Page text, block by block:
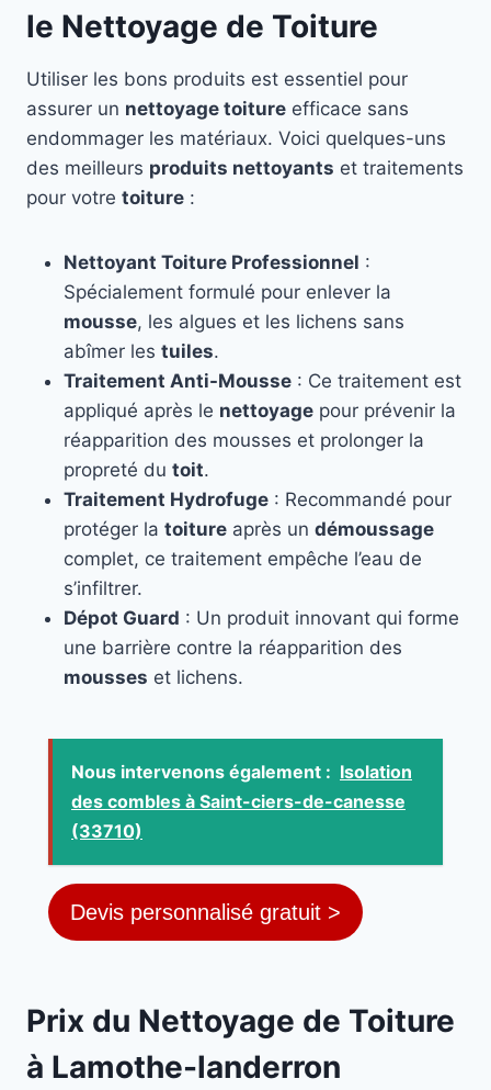
le Nettoyage de Toiture
Utiliser les bons produits est essentiel pour
assurer un nettoyage toiture efficace sans
endommager les matériaux. Voici quelques-uns
des meilleurs produits nettoyants et traitements
pour votre toiture :
Nettoyant Toiture Professionnel :
Spécialement formulé pour enlever la
mousse, les algues et les lichens sans
abîmer les tuiles.
Traitement Anti-Mousse : Ce traitement est
appliqué après le nettoyage pour prévenir la
réapparition des mousses et prolonger la
propreté du toit.
Traitement Hydrofuge : Recommandé pour
protéger la toiture après un démoussage
complet, ce traitement empêche l’eau de
s’infiltrer.
Dépot Guard : Un produit innovant qui forme
une barrière contre la réapparition des
mousses et lichens.
Nous intervenons également : Isolation
des combles à Saint-ciers-de-canesse
(33710)
Devis personnalisé gratuit >
Prix du Nettoyage de Toiture
à Lamothe-landerron